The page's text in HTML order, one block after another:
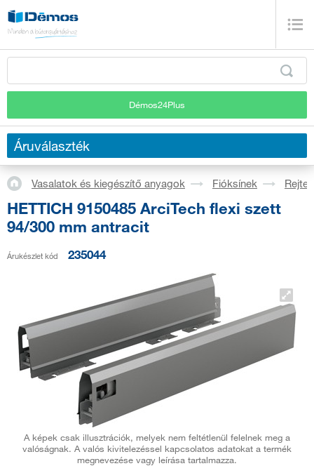
Démos24Plus
Áruválaszték
Vasalatok és kiegészítő anyagok Fióksínek
HETTICH 9150485 ArciTech flexi szett
94/300 mm antracit
Árukészlet kód 235044
A képek csak illusztrációk, melyek nem feltétlenül felelnek meg a
valóságnak. A valós kivitelezéssel kapcsolatos adatokat a termék
megnevezése vagy leírása tartalmazza.